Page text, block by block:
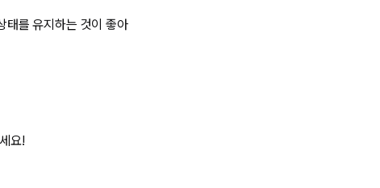
태를 유지하는 것이 좋아
요!